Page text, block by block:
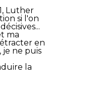
Luther
si l'on
ma
en
je ne puis
la